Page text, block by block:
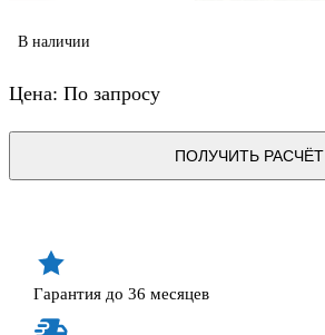
В наличии
Цена: По запросу
ПОЛУЧИТЬ РАСЧЁТ
Гарантия до 36 месяцев